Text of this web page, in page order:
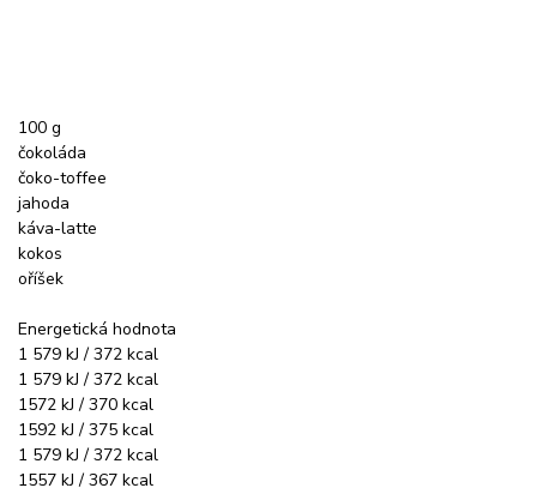
100 g
čokoláda
čoko-toffee
jahoda
káva-latte
kokos
oříšek
Energetická hodnota
1 579 kJ / 372 kcal
1 579 kJ / 372 kcal
1572 kJ / 370 kcal
1592 kJ / 375 kcal
1 579 kJ / 372 kcal
1557 kJ / 367 kcal